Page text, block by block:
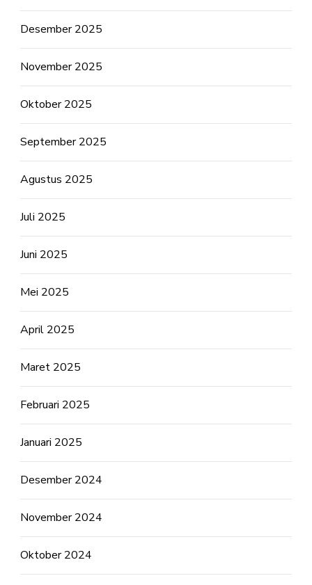
Desember 2025
November 2025
Oktober 2025
September 2025
Agustus 2025
Juli 2025
Juni 2025
Mei 2025
April 2025
Maret 2025
Februari 2025
Januari 2025
Desember 2024
November 2024
Oktober 2024